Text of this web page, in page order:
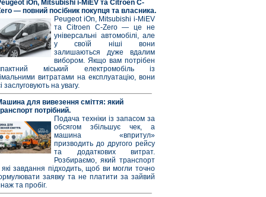
iOn, Mitsubishi i-MiEV та Citroen C-
— повний посібник покупця та власника.
Peugeot iOn, Mitsubishi i-MiEV
та Citroen C-Zero — це не
універсальні автомобілі, але
у своїй ніші вони
залишаються дуже вдалим
вибором. Якщо вам потрібен
міський електромобіль із
витратами на експлуатацію, вони
заслуговують на увагу.
для вивезення сміття: який
потрібний.
Подача техніки із запасом за
обсягом збільшує чек, а
машина «впритул»
призводить до другого рейсу
та додаткових витрат.
Розбираємо, який транспорт
які завдання підходить, щоб ви могли точно
заявку та не платити за зайвий
та пробіг.